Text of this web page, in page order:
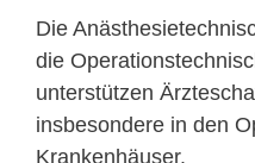
Die
die
unterstützen
insbesondere in den
Krankenhäuser.